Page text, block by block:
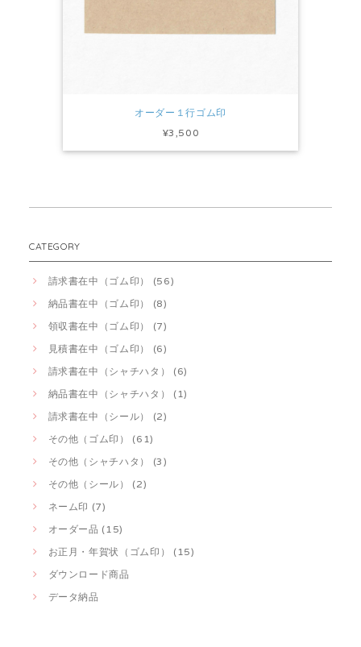
オーダー１行ゴム印
¥3,500
CATEGORY
請求書在中（ゴム印） (56)
納品書在中（ゴム印） (8)
領収書在中（ゴム印） (7)
見積書在中（ゴム印） (6)
請求書在中（シャチハタ） (6)
納品書在中（シャチハタ） (1)
請求書在中（シール） (2)
その他（ゴム印） (61)
その他（シャチハタ） (3)
その他（シール） (2)
ネーム印 (7)
オーダー品 (15)
お正月・年賀状（ゴム印） (15)
ダウンロード商品
データ納品